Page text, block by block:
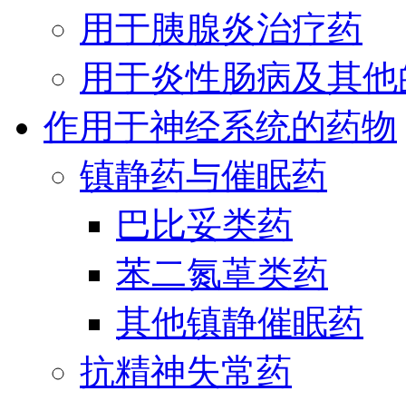
用于胰腺炎治疗药
用于炎性肠病及其
作用于神经系统的药物
镇静药与催眠药
巴比妥类药
苯二氮䓬类药
其他镇静催眠药
抗精神失常药